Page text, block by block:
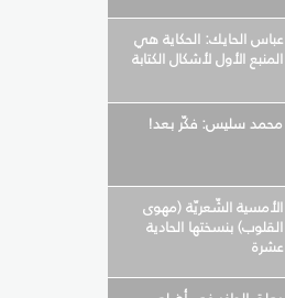
عباس الحايك: الحكاية هي
المنبع الأول لأشكال الكتابة
محمد سليس: فكّر بعد!
الأمسية الشّعريّة (مهوى
القلوب) بنسختها الحادية
عشرة